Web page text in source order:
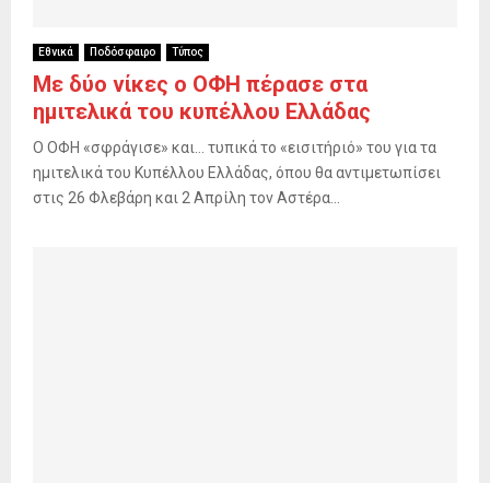
Εθνικά Ποδόσφαιρο Τύπος
Με δύο νίκες ο ΟΦΗ πέρασε στα
ημιτελικά του κυπέλλου Ελλάδας
Ο ΟΦΗ «σφράγισε» και… τυπικά το «εισιτήριό» του για τα
ημιτελικά του Κυπέλλου Ελλάδας, όπου θα αντιμετωπίσει
στις 26 Φλεβάρη και 2 Απρίλη τον Αστέρα...